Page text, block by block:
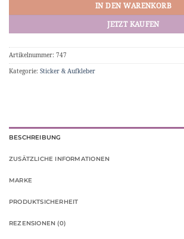
IN DEN WARENKORB
JETZT KAUFEN
Artikelnummer: 747
Kategorie: Sticker & Aufkleber
BESCHREIBUNG
ZUSÄTZLICHE INFORMATIONEN
MARKE
PRODUKTSICHERHEIT
REZENSIONEN (0)